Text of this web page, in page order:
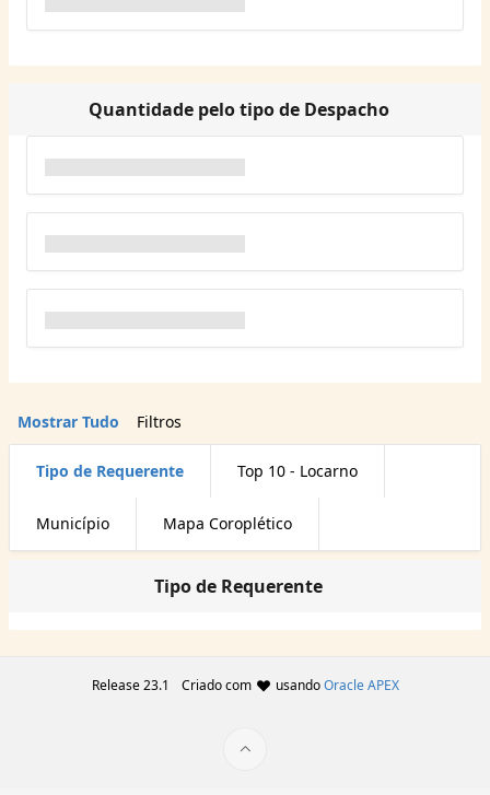
Quantidade pelo tipo de Despacho
Mostrar Tudo Filtros
Tipo de Requerente Top 10 - Locarno
Município Mapa Coroplético
Tipo de Requerente
Release 23.1 Criado com usandoOracle APEX